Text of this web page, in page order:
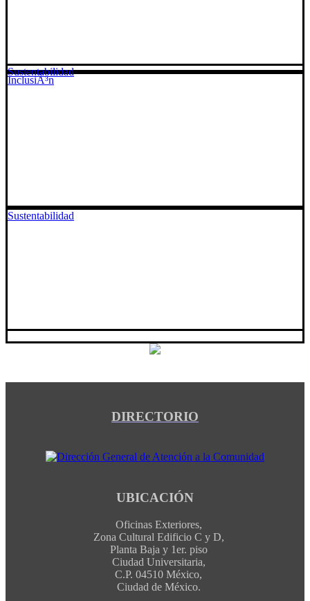
InclusiÃ³n
Sustentabilidad
Sustentabilidad
DIRECTORIO
UBICACIÓN
Oficinas Exteriores,
Zona Cultural Edificio C y D,
Planta Baja y 1er. piso
Ciudad Universitaria,
C.P. 04510 México,
Ciudad de México.